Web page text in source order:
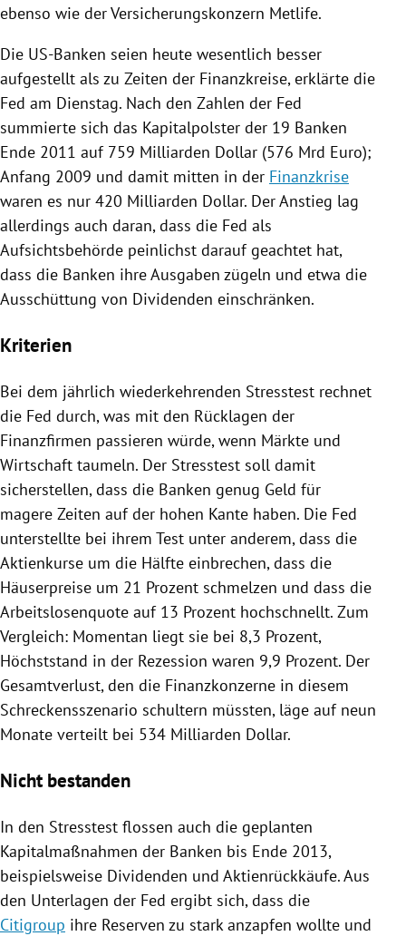
ebenso wie der Versicherungskonzern Metlife.
Die US-Banken seien heute wesentlich besser
aufgestellt als zu Zeiten der Finanzkreise, erklärte die
Fed am Dienstag. Nach den Zahlen der Fed
summierte sich das Kapitalpolster der 19 Banken
Ende 2011 auf 759 Milliarden Dollar (576 Mrd Euro);
Anfang 2009 und damit mitten in der Finanzkrise
waren es nur 420 Milliarden Dollar. Der Anstieg lag
allerdings auch daran, dass die Fed als
Aufsichtsbehörde peinlichst darauf geachtet hat,
dass die Banken ihre Ausgaben zügeln und etwa die
Ausschüttung von Dividenden einschränken.
Kriterien
Bei dem jährlich wiederkehrenden Stresstest rechnet
die Fed durch, was mit den Rücklagen der
Finanzfirmen passieren würde, wenn Märkte und
Wirtschaft taumeln. Der Stresstest soll damit
sicherstellen, dass die Banken genug Geld für
magere Zeiten auf der hohen Kante haben. Die Fed
unterstellte bei ihrem Test unter anderem, dass die
Aktienkurse um die Hälfte einbrechen, dass die
Häuserpreise um 21 Prozent schmelzen und dass die
Arbeitslosenquote auf 13 Prozent hochschnellt. Zum
Vergleich: Momentan liegt sie bei 8,3 Prozent,
Höchststand in der Rezession waren 9,9 Prozent. Der
Gesamtverlust, den die Finanzkonzerne in diesem
Schreckensszenario schultern müssten, läge auf neun
Monate verteilt bei 534 Milliarden Dollar.
Nicht bestanden
In den Stresstest flossen auch die geplanten
Kapitalmaßnahmen der Banken bis Ende 2013,
beispielsweise Dividenden und Aktienrückkäufe. Aus
den Unterlagen der Fed ergibt sich, dass die
Citigroup ihre Reserven zu stark anzapfen wollte und